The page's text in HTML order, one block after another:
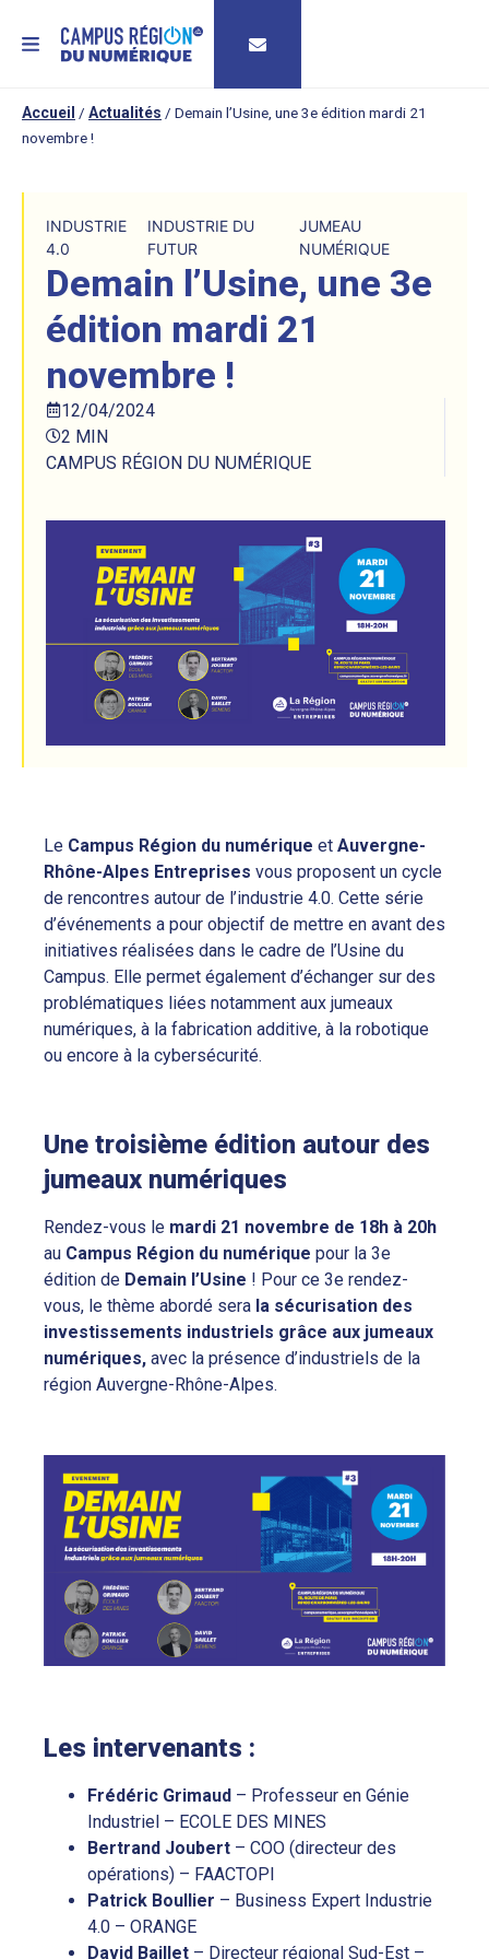
MENU
Accueil / Actualités / Demain l’Usine, une 3e édition mardi 21
novembre !
INDUSTRIE
4.0
INDUSTRIE DU
FUTUR
JUMEAU
NUMÉRIQUE
Demain l’Usine, une 3e
édition mardi 21
novembre !
12/04/2024
2 MIN
CAMPUS RÉGION DU NUMÉRIQUE
Le Campus Région du numérique et Auvergne-
Rhône-Alpes Entreprises vous proposent un cycle
de rencontres autour de l’industrie 4.0. Cette série
d’événements a pour objectif de mettre en avant des
initiatives réalisées dans le cadre de l’Usine du
Campus. Elle permet également d’échanger sur des
problématiques liées notamment aux jumeaux
numériques, à la fabrication additive, à la robotique
ou encore à la cybersécurité.
Une troisième édition autour des
jumeaux numériques
Rendez-vous le mardi 21 novembre de 18h à 20h
au Campus Région du numérique pour la 3e
édition de Demain l’Usine ! Pour ce 3e rendez-
vous, le thème abordé sera la sécurisation des
investissements industriels grâce aux jumeaux
numériques, avec la présence d’industriels de la
région Auvergne-Rhône-Alpes.
Les intervenants :
Frédéric Grimaud – Professeur en Génie
Industriel – ECOLE DES MINES
Bertrand Joubert – COO (directeur des
opérations) – FAACTOPI
Patrick Boullier – Business Expert Industrie
4.0 – ORANGE
David Baillet – Directeur régional Sud-Est –